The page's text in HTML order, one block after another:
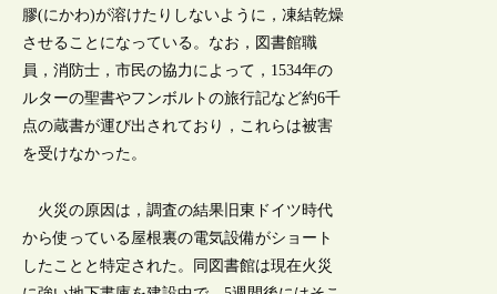
膠(にかわ)が溶けたりしないように，凍結乾燥
させることになっている。なお，図書館職
員，消防士，市民の協力によって，1534年の
ルターの聖書やフンボルトの旅行記など約6千
点の蔵書が運び出されており，これらは被害
を受けなかった。
火災の原因は，調査の結果旧東ドイツ時代
から使っている屋根裏の電気設備がショート
したことと特定された。同図書館は現在火災